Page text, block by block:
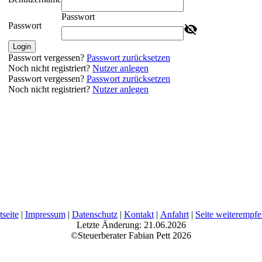
Passwort
Passwort
Login
Passwort vergessen? Passwort zurücksetzen
Noch nicht registriert? Nutzer anlegen
Passwort vergessen? Passwort zurücksetzen
Noch nicht registriert? Nutzer anlegen
| Impressum| Datenschutz| Kontakt| Anfahrt| Seite
Letzte Änderung: 21.06.2026
©Steuerberater Fabian Pett 2026